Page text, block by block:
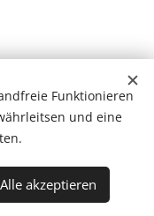
Funktionieren
und eine
Alle akzeptieren